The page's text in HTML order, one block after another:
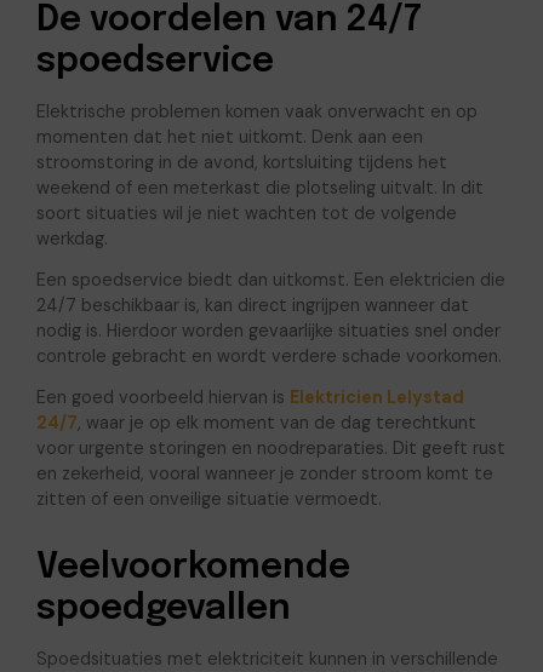
De voordelen van 24/7
spoedservice
Elektrische problemen komen vaak onverwacht en op
momenten dat het niet uitkomt. Denk aan een
stroomstoring in de avond, kortsluiting tijdens het
weekend of een meterkast die plotseling uitvalt. In dit
soort situaties wil je niet wachten tot de volgende
werkdag.
Een spoedservice biedt dan uitkomst. Een elektricien die
24/7 beschikbaar is, kan direct ingrijpen wanneer dat
nodig is. Hierdoor worden gevaarlijke situaties snel onder
controle gebracht en wordt verdere schade voorkomen.
Een goed voorbeeld hiervan is Elektricien Lelystad
24/7, waar je op elk moment van de dag terechtkunt
voor urgente storingen en noodreparaties. Dit geeft rust
en zekerheid, vooral wanneer je zonder stroom komt te
zitten of een onveilige situatie vermoedt.
Veelvoorkomende
spoedgevallen
Spoedsituaties met elektriciteit kunnen in verschillende